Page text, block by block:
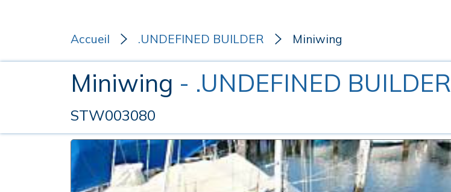
Accueil .UNDEFINED BUILDER Miniwing
Miniwing - .UNDEFINED BUILDER
STW003080